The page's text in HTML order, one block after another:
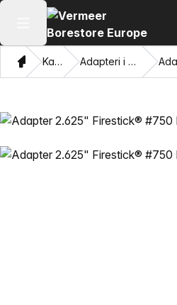
Otvaranje glavnog izbornika
Dom Katalog Adapteri i privlačne oči